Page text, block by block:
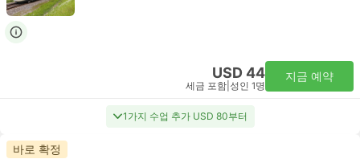
USD 44
세금 포함 성인 1명
지금 예약
1가지 수업 추가 USD 80부터
바로 확정